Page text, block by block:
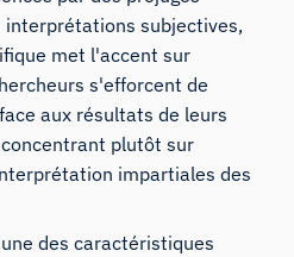
interprétations subjectives,
met l'accent sur
s'efforcent de
aux résultats de leurs
plutôt sur
impartiales des
des caractéristiques